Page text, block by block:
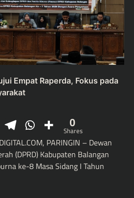
Empat Raperda, Fokus pada
0
Shares
PARINGIN – Dewan
(DPRD) Kabupaten Balangan
ke-8 Masa Sidang I Tahun